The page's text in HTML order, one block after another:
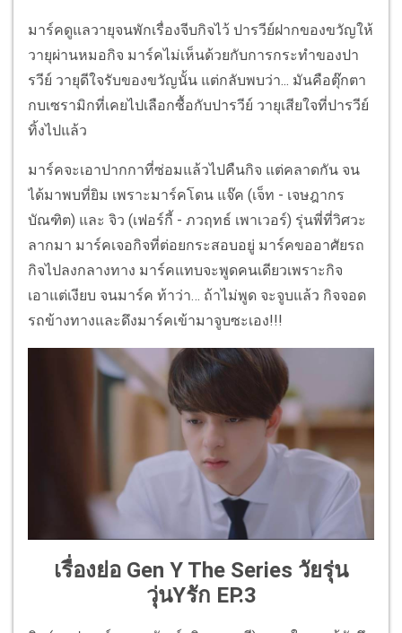
มาร์คดูแลวายุจนพักเรื่องจีบกิจไว้ ปารวีย์ฝากของขวัญให้
วายุผ่านหมอกิจ มาร์คไม่เห็นด้วยกับการกระทำของปา
รวีย์ วายุดีใจรับของขวัญนั้น แต่กลับพบว่า... มันคือตุ๊กตา
กบเซรามิกที่เคยไปเลือกซื้อกับปารวีย์ วายุเสียใจที่ปารวีย์
ทิ้งไปแล้ว
มาร์คจะเอาปากกาที่ซ่อมแล้วไปคืนกิจ แต่คลาดกัน จน
ได้มาพบที่ยิม เพราะมาร์คโดน แจ๊ค (เจ็ท - เจษฎากร
บัณฑิต) และ จิว (เฟอร์กี้ - ภวฤทธ์ เพาเวอร์) รุ่นพี่ที่วิศวะ
ลากมา มาร์คเจอกิจที่ต่อยกระสอบอยู่ มาร์คขออาศัยรถ
กิจไปลงกลางทาง มาร์คแทบจะพูดคนเดียวเพราะกิจ
เอาแต่เงียบ จนมาร์ค ท้าว่า… ถ้าไม่พูด จะจูบแล้ว กิจจอด
รถข้างทางและดึงมาร์คเข้ามาจูบซะเอง!!!
เรื่องย่อ Gen Y The Series วัยรุ่น
วุ่นYรัก EP.3